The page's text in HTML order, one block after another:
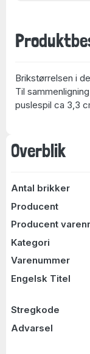
Overblik
Antal brikker
Producent
Producent
Kategori
Varenummer
Engelsk Titel
Stregkode
Advarsel
Brikstørrelsen i
Til
puslespil ca 3,3